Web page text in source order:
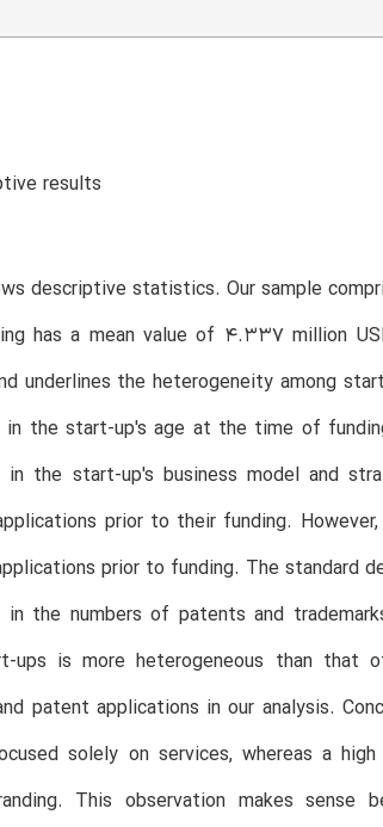
results
descriptive statistics. Our sample
has a mean value of 4.337 million
underlines the heterogeneity among
in the start-up's age at the time of
in the start-up's business model and
prior to their funding.
prior to funding. The standard
in the numbers of patents and
ups is more heterogeneous than that
patent applications in our analysis.
solely on services, whereas a
This observation makes sense